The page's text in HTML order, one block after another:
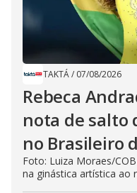
TAKTÁ/ 07/08/2026
Rebeca
nota de salto
no Brasileiro
Foto: Luiza Moraes/
na ginástica artística ao